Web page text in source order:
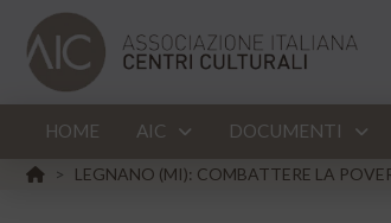
HOME AIC DOCUMENTI
HOME
> LEGNANO (MI): COMBATTERE LA